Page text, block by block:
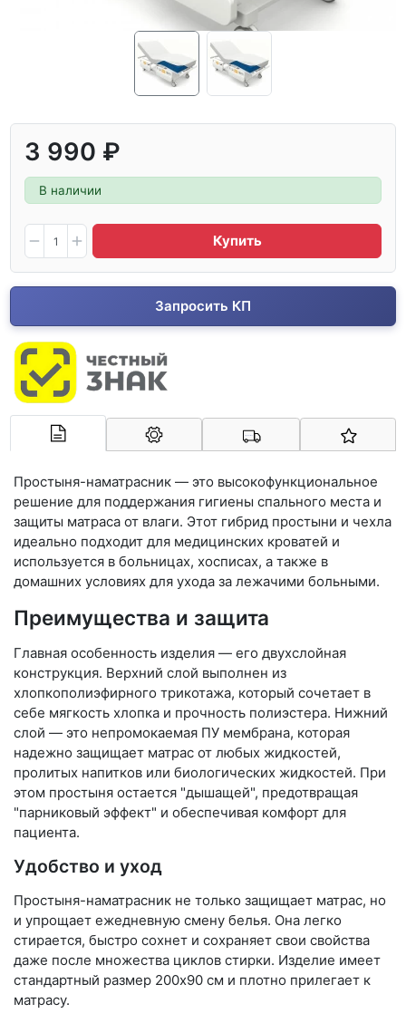
3 990 ₽
В наличии
Купить
Запросить КП
Арконт-Мед
Простыня-наматрасник — это высокофункциональное
решение для поддержания гигиены спального места и
защиты матраса от влаги. Этот гибрид простыни и чехла
идеально подходит для медицинских кроватей и
используется в больницах, хосписах, а также в
домашних условиях для ухода за лежачими больными.
Преимущества и защита
Главная особенность изделия — его двухслойная
конструкция. Верхний слой выполнен из
хлопкополиэфирного трикотажа, который сочетает в
себе мягкость хлопка и прочность полиэстера. Нижний
слой — это непромокаемая ПУ мембрана, которая
надежно защищает матрас от любых жидкостей,
пролитых напитков или биологических жидкостей. При
этом простыня остается "дышащей", предотвращая
"парниковый эффект" и обеспечивая комфорт для
пациента.
Удобство и уход
Простыня-наматрасник не только защищает матрас, но
и упрощает ежедневную смену белья. Она легко
стирается, быстро сохнет и сохраняет свои свойства
даже после множества циклов стирки. Изделие имеет
стандартный размер 200х90 см и плотно прилегает к
матрасу.